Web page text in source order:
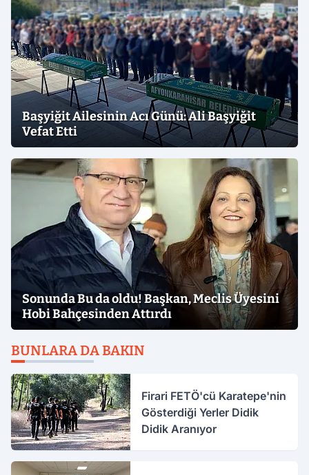
Başyiğit Ailesinin Acı Günü: Ali Başyiğit
Vefat Etti
Sonunda Bu da oldu! Başkan, Meclis Üyesini
Hobi Bahçesinden Attırdı
BUNLARA DA BAKIN
Firari FETÖ'cü Karatepe'nin
Gösterdiği Yerler Didik
Didik Aranıyor